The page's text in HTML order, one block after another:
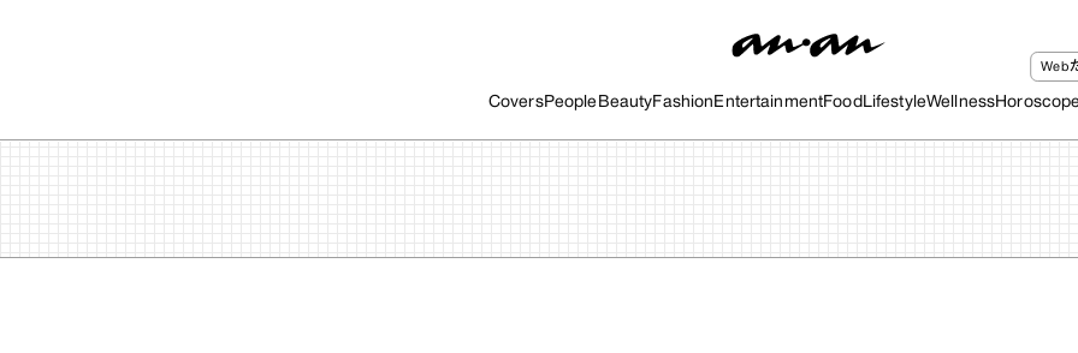
CoversPeople BeautyFashion EntertainmentFood LifestyleWellnessHoroscope
Web